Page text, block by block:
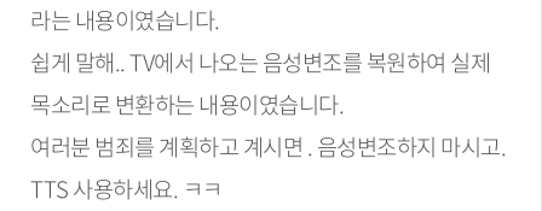
라는 내용이였습니다.
쉽게 말해.. TV에서 나오는 음성변조를 복원하여 실제
목소리로 변환하는 내용이였습니다.
여러분 범죄를 계획하고 계시면 . 음성변조하지 마시고.
TTS 사용하세요. ㅋㅋ